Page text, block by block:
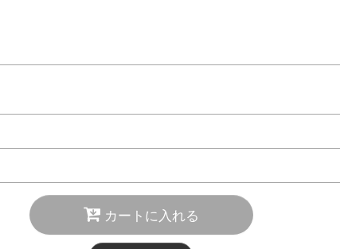
カートに入れる